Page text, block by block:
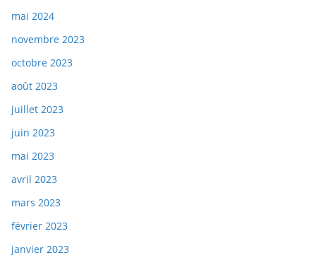
mai 2024
novembre 2023
octobre 2023
août 2023
juillet 2023
juin 2023
mai 2023
avril 2023
mars 2023
février 2023
janvier 2023